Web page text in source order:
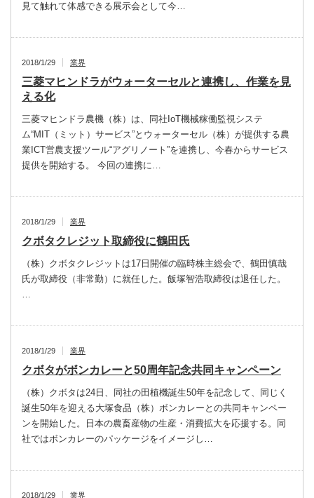
見て触れて体感できる展示会として今…
2018/1/29 業界
三菱マヒンドラがウォーターセルと連携し、作業を見
える化
三菱マヒンドラ農機（株）は、同社IoT機械稼働監視システ
ム“MIT（ミット）サービス”とウォーターセル（株）が提供する農
業ICT営農支援ツール“アグリノート”を連携し、今春からサービス
提供を開始する。 今回の連携に…
2018/1/29 業界
クボタクレジット取締役に鶴田氏
（株）クボタクレジットは17日開催の臨時株主総会で、鶴田慎哉
氏が取締役（非常勤）に就任した。飯塚智浩取締役は退任した。
…
2018/1/29 業界
クボタがボンカレーと50周年記念共同キャンペーン
（株）クボタは24日、同社の田植機誕生50年を記念して、同じく
誕生50年を迎える大塚食品（株）ボンカレーとの共同キャンペー
ンを開始した。日本の農畜産物の生産・消費拡大を応援する。同
社ではボンカレーのパッケージをイメージし…
2018/1/29 業界